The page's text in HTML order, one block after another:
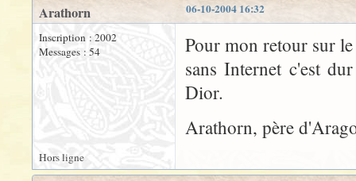
06-10-2004 16:32
Arathorn
Inscription : 2002
Messages : 54
Pour mon retour sur
sans Internet c'est
Dior.
Arathorn, père
Hors ligne